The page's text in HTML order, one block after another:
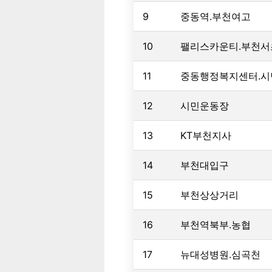
9 중동역.부천여고
10 팰리스카운티.부천
11 중동행정복지센터.
12 시민운동장
13 KT부천지사
14 부천대입구
15 부천상상거리
16 부천역북부.농협
17 뉴대성병원.심곡천